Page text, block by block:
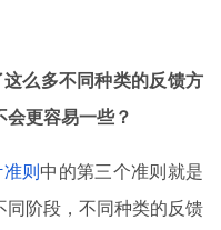
这么多不同种类的反馈方
更容易一些？
则 中的第三个准则就是
同阶段，不同种类的反馈